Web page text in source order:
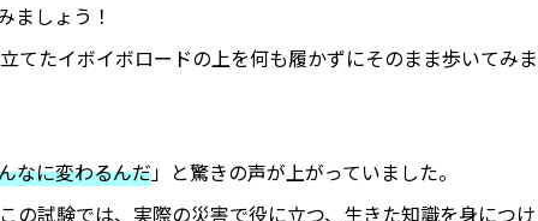
ましょう！
てたイボイボロードの上を何も履かずにそのまま歩いて
なに変わるんだ」と驚きの声が上がっていました。
試験では、実際の災害で役に立つ、生きた知識を身につ